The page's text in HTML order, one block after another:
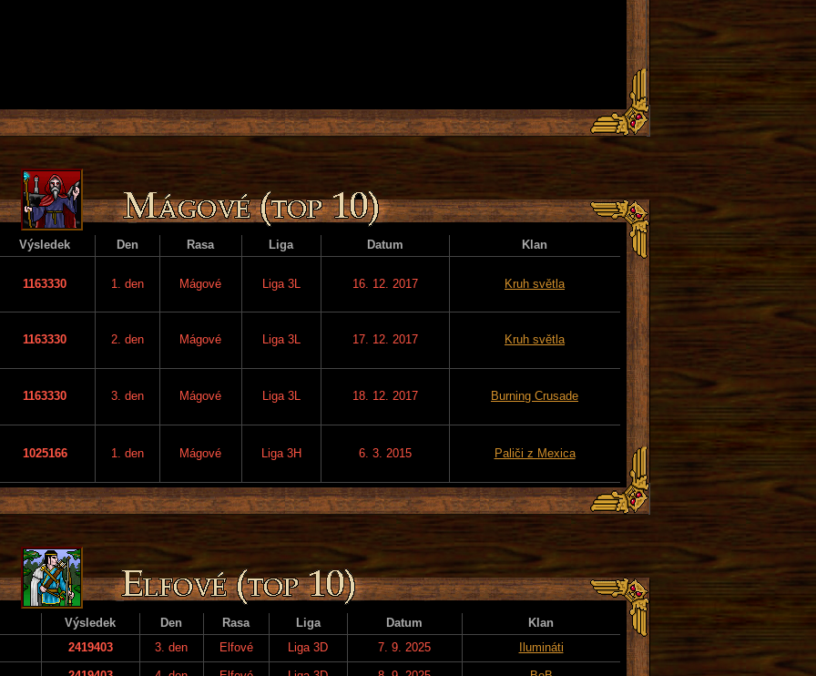
Výsledek Den Rasa Liga Datum Klan
1163330 1. den Mágové Liga 3L 16. 12. 2017 Kruh světla
1163330 2. den Mágové Liga 3L 17. 12. 2017 Kruh světla
1163330 3. den Mágové Liga 3L 18. 12. 2017 Burning Crusade
1025166 1. den Mágové Liga 3H 6. 3. 2015 Paliči z Mexica
Výsledek Den Rasa Liga Datum
Klan
2419403
3. den Elfové Liga 3D 7. 9. 2025 Ilumináti